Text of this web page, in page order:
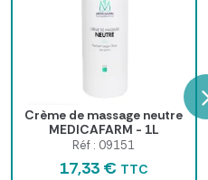
Crème de massage neutre
MEDICAFARM - 1L
Réf : 09151
17,33 € TTC